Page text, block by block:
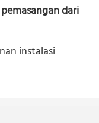
dari
instalasi